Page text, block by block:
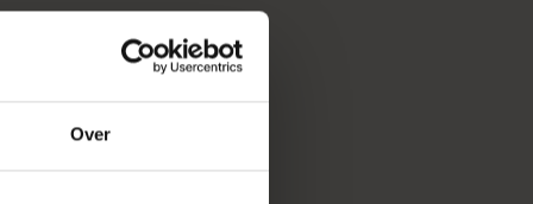
Over
projecten onze